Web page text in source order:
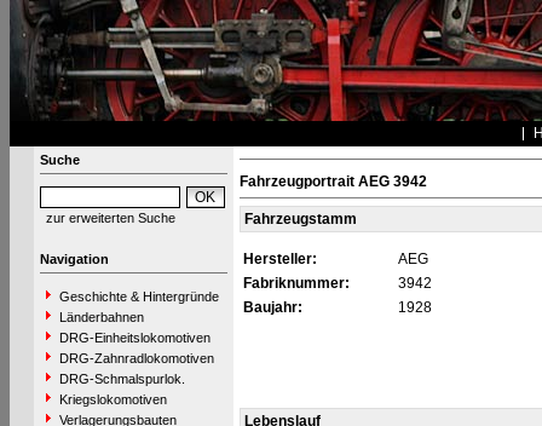
Suche
zur erweiterten Suche
Navigation
Geschichte & Hintergründe
Länderbahnen
DRG-Einheitslokomotiven
DRG-Zahnradlokomotiven
DRG-Schmalspurlok.
Kriegslokomotiven
Verlagerungsbauten
Fahrzeugportrait AEG 3942
Fahrzeugstamm
Hersteller:
AEG
Fabriknummer:
3942
Baujahr:
1928
Lebenslauf